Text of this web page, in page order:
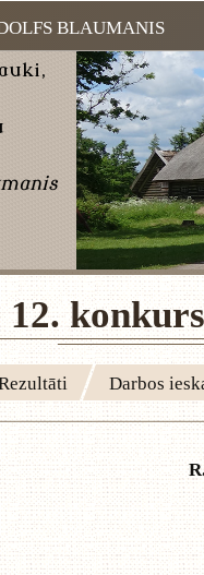
BLAUMANIS
12.
Darbos